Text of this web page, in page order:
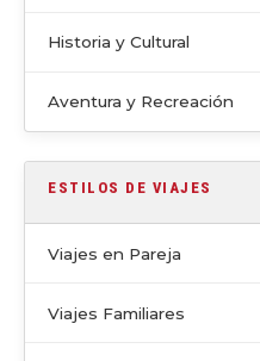
Historia y Cultural
Aventura y Recreación
ESTILOS DE VIAJES
Viajes en Pareja
Viajes Familiares